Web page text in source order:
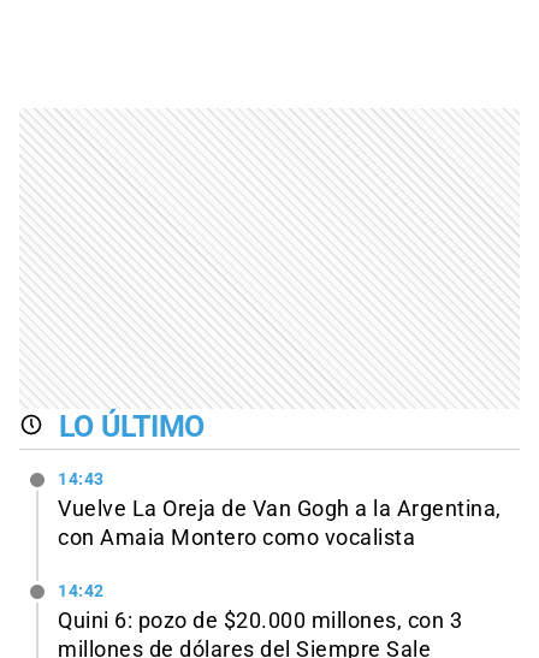
LO ÚLTIMO
14:43
Vuelve La Oreja de Van Gogh a la Argentina,
con Amaia Montero como vocalista
14:42
Quini 6: pozo de $20.000 millones, con 3
millones de dólares del Siempre Sale